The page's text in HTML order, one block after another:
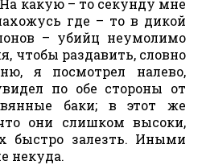
где – то в дикой
– убийц неумолимо
чтобы раздавить, словно
я посмотрел налево,
по обе стороны от
баки; в этот же
они слишком высоки,
быстро залезть. Иными
некуда.